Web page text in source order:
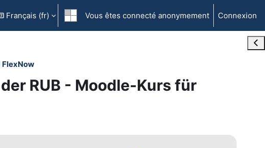
Français ‎(fr)‎ Vous êtes connecté anonymement Connexion
FlexNow
RUB - Moodle-Kurs für